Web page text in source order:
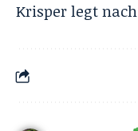
Krisper legt nach